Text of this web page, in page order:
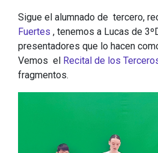
Sigue el alumnado de tercero,
Fuertes , tenemos a Lucas de
presentadores que lo hacen
Vemos el Recital de los
fragmentos.